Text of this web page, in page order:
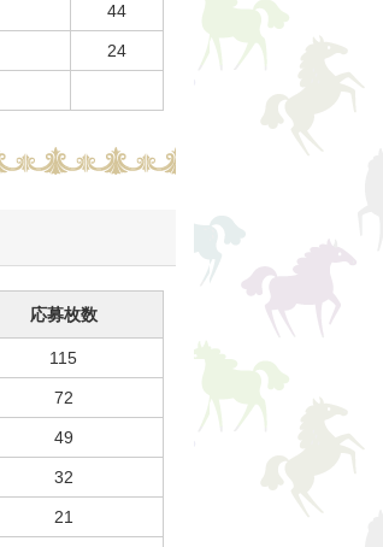
44
24
応募枚数
115
72
49
32
21